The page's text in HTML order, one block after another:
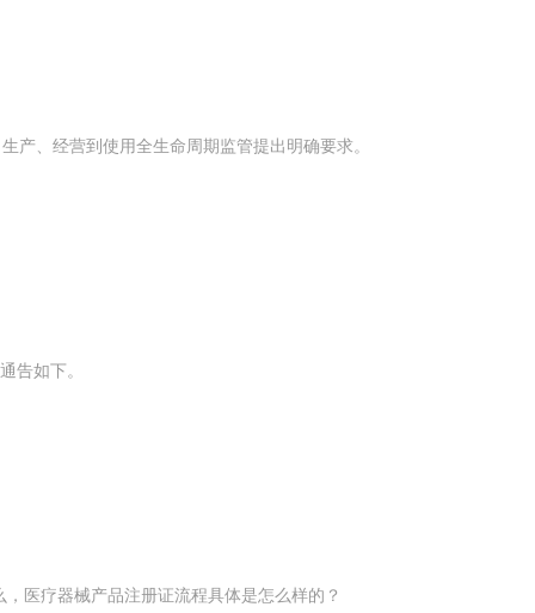
产、经营到使用全生命周期监管提出明确要求。
告如下。
医疗器械产品注册证流程具体是怎么样的？